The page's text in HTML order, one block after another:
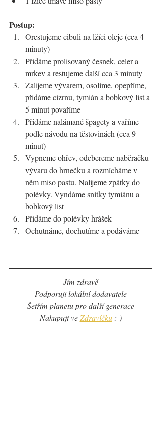
Postup:
Orestujeme cibuli na lžíci oleje (cca 4
minuty)
Přidáme prolisovaný česnek, celer a
mrkev a restujeme další cca 3 minuty
Zalijeme vývarem, osolíme, opepříme,
přidáme cizrnu, tymián a bobkový list a
5 minut povaříme
Přidáme nalámané špagety a vaříme
podle návodu na těstovinách (cca 9
minut)
Vypneme ohřev, odebereme naběračku
vývaru do hrnečku a rozmícháme v
něm miso pastu. Nalijeme zpátky do
polévky. Vyndáme snítky tymiánu a
bobkový list
Přidáme do polévky hrášek
Ochutnáme, dochutíme a podáváme
Jím zdravě
Podporuji lokální dodavatele
Šetřím planetu pro další generace
Nakupuji ve Zdravíčku :-)